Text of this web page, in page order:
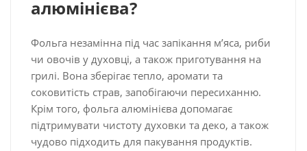
алюмінієва?
Фольга незамінна під час запікання м’яса, риби
чи овочів у духовці, а також приготування на
грилі. Вона зберігає тепло, аромати та
соковитість страв, запобігаючи пересиханню.
Крім того, фольга алюмінієва допомагає
підтримувати чистоту духовки та деко, а також
чудово підходить для пакування продуктів.